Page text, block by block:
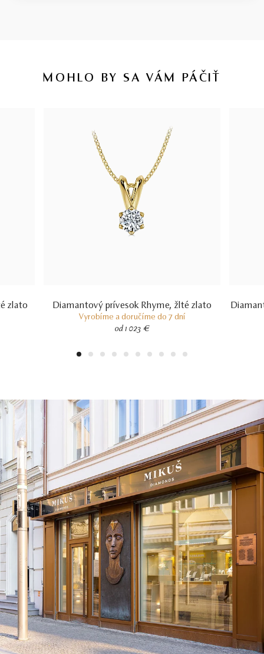
MOHLO BY SA VÁM PÁČIŤ
zlato Diamantový prívesok Rhyme, žlté zlato
Vyrobíme a doručíme do 7 dní
od 1 023 €
1 2 3 4 5 6 7 8 9 10